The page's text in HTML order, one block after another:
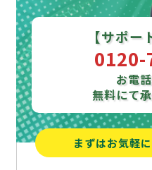
【サポー
お電
無料にて
まずはお気軽